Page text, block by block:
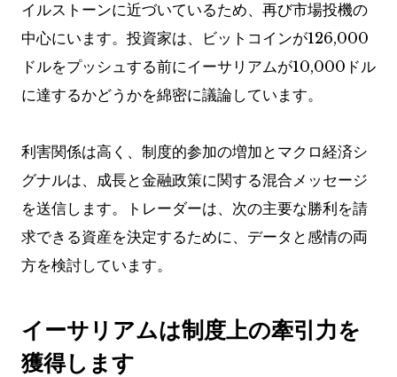
イルストーンに近づいているため、再び市場投機の
中心にいます。投資家は、ビットコインが126,000
ドルをプッシュする前にイーサリアムが10,000ドル
に達するかどうかを綿密に議論しています。
利害関係は高く、制度的参加の増加とマクロ経済シ
グナルは、成長と金融政策に関する混合メッセージ
を送信します。トレーダーは、次の主要な勝利を請
求できる資産を決定するために、データと感情の両
方を検討しています。
イーサリアムは制度上の牽引力を
獲得します